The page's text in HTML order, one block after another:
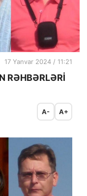
17 Yanvar 2024 / 11:21
RƏHBƏRLƏRİ
A- A+